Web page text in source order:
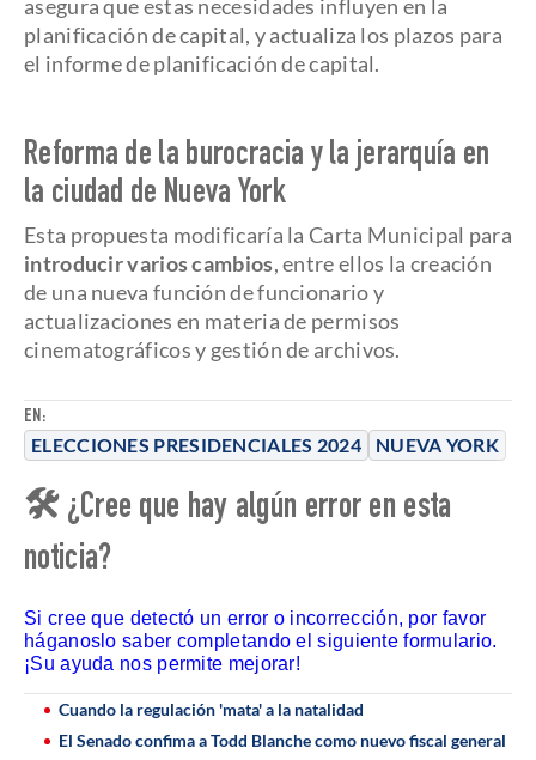
EN:
ELECCIONES PRESIDENCIALES 2024 NUEVA YORK
asegura que estas necesidades influyen en la
planificación de capital, y actualiza los plazos para
el informe de planificación de capital.
Reforma de la burocracia y la jerarquía en
la ciudad de Nueva York
Esta propuesta modificaría la Carta Municipal para
introducir varios cambios, entre ellos la creación
de una nueva función de funcionario y
actualizaciones en materia de permisos
cinematográficos y gestión de archivos.
🛠 ¿Cree que hay algún error en esta
noticia?
Si cree que detectó un error o incorrección, por favor
háganoslo saber completando el siguiente formulario.
¡Su ayuda nos permite mejorar!
Cuando la regulación 'mata' a la natalidad
El Senado confima a Todd Blanche como nuevo fiscal general